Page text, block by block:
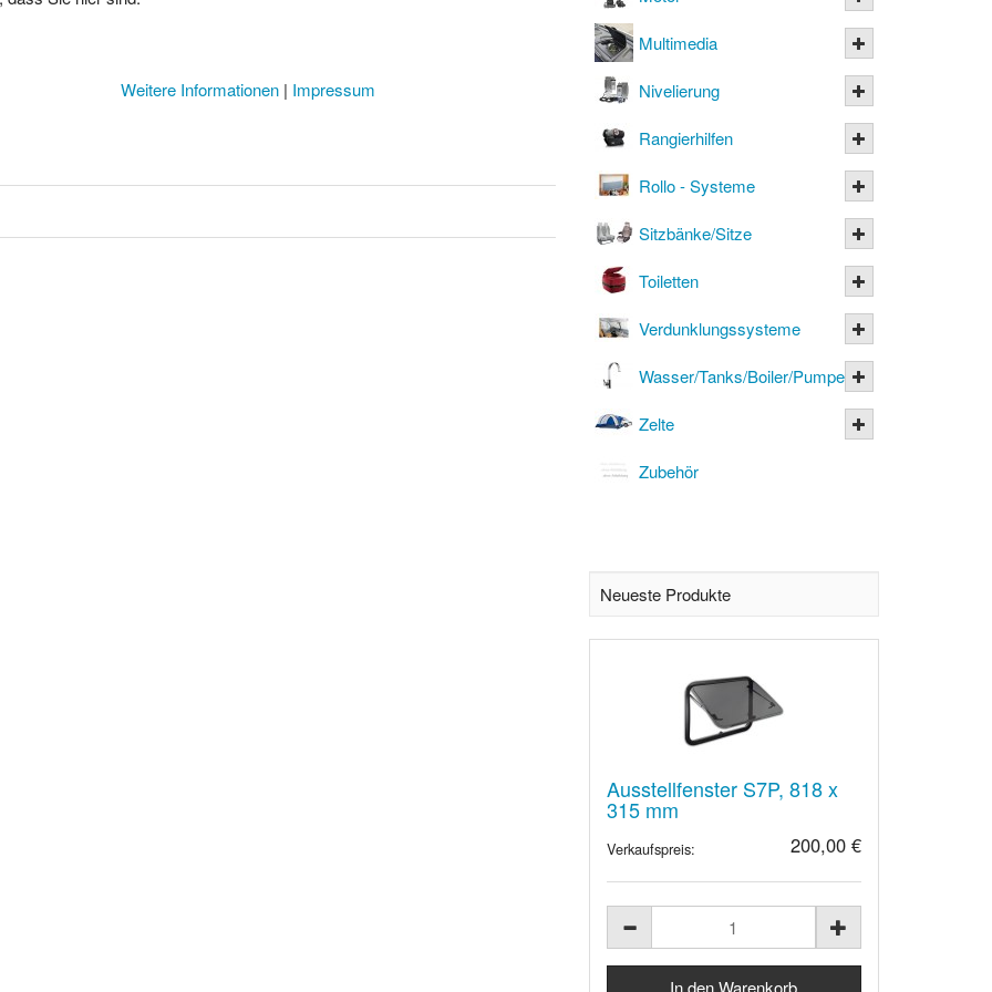
Multimedia
Nivelierung
Rangierhilfen
Rollo - Systeme
Sitzbänke/Sitze
Toiletten
Verdunklungssysteme
Wasser/Tanks/Boiler/Pumpen
Zelte
Zubehör
Neueste Produkte
Ausstellfenster S7P, 818 x
315 mm
Verkaufspreis: 200,00 €
Weitere Informationen | Impressum